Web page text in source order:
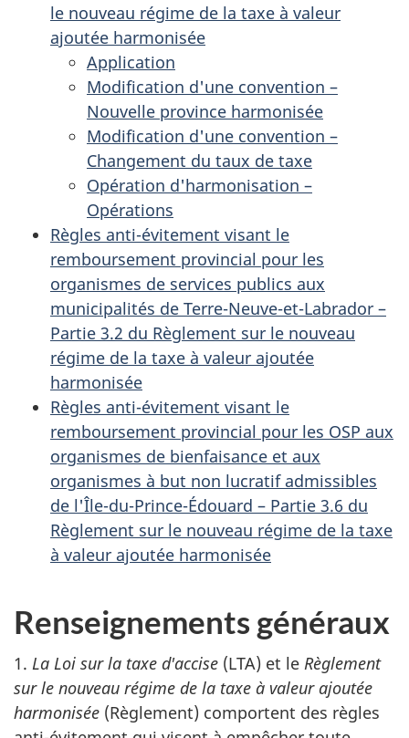
le nouveau régime de la taxe à valeur
ajoutée harmonisée
Application
Modification d'une convention –
Nouvelle province harmonisée
Modification d'une convention –
Changement du taux de taxe
Opération d'harmonisation –
Opérations
Règles anti-évitement visant le
remboursement provincial pour les
organismes de services publics aux
municipalités de Terre-Neuve-et-Labrador –
Partie 3.2 du Règlement sur le nouveau
régime de la taxe à valeur ajoutée
harmonisée
Règles anti-évitement visant le
remboursement provincial pour les OSP aux
organismes de bienfaisance et aux
organismes à but non lucratif admissibles
de l'Île-du-Prince-Édouard – Partie 3.6 du
Règlement sur le nouveau régime de la taxe
à valeur ajoutée harmonisée
Renseignements généraux
1. La Loi sur la taxe d'accise (LTA) et le Règlement
sur le nouveau régime de la taxe à valeur ajoutée
harmonisée (Règlement) comportent des règles